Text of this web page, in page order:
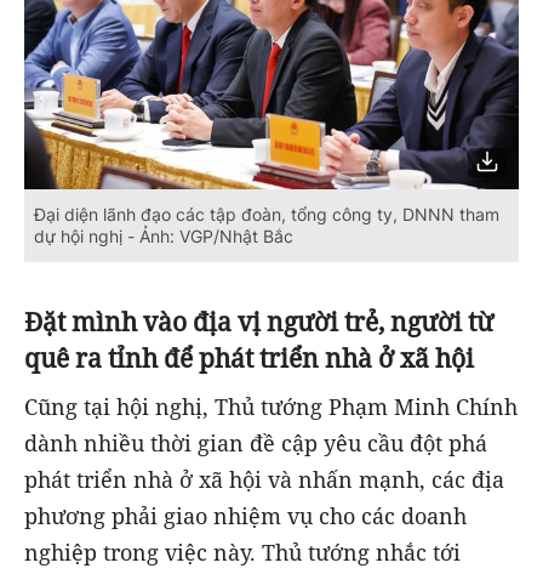
Đại diện lãnh đạo các tập đoàn, tổng công ty, DNNN tham
dự hội nghị - Ảnh: VGP/Nhật Bắc
Đặt mình vào địa vị người trẻ, người từ
quê ra tỉnh để phát triển nhà ở xã hội
Cũng tại hội nghị, Thủ tướng Phạm Minh Chính
dành nhiều thời gian đề cập yêu cầu đột phá
phát triển nhà ở xã hội và nhấn mạnh, các địa
phương phải giao nhiệm vụ cho các doanh
nghiệp trong việc này. Thủ tướng nhắc tới